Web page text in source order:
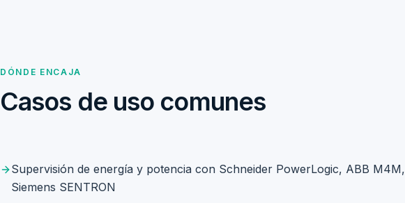
DÓNDE ENCAJA
Casos de uso comunes
Supervisión de energía y potencia con Schneider PowerLogic, ABB
Siemens SENTRON